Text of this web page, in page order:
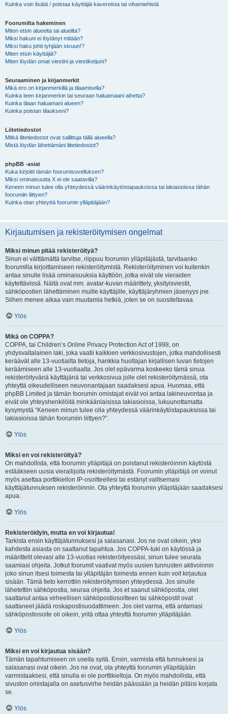
Kuinka voin lisätä / poistaa käyttäjiä kavereista tai vihamiehistä
Foorumilta hakeminen
Miten etsin alueelta tai alueilta?
Miksi hakuni ei löytänyt mitään?
Miksi haku johti tyhjään sivuun!?
Miten etsin käyttäjiä?
Miten löydän omat viestini ja viestiketjuni?
Seuraaminen ja kirjanmerkit
Mikä ero on kirjanmerkillä ja tilaamisella?
Kuinka teen kirjanmerkin tai seuraan haluamaani aihetta?
Kuinka tilaan haluamani alueen?
Kuinka poistan tilaukseni?
Liitetiedostot
Mitkä liitetiedostot ovat sallittuja tällä alueella?
Mistä löydän lähettämäni liitetiedostot?
phpBB -asiat
Kuka kirjoitti tämän foorumisovelluksen?
Miksi ominaisuutta X ei ole saatavilla?
Keneen minun tulee olla yhteydessä väärinkäytöstapauksissa tai lakiasioissa tähän
foorumiin liittyen?
Kuinka otan yhteyttä foorumin ylläpitäjään?
Kirjautumisen ja rekisteröitymisen ongelmat
Miksi minun pitää rekisteröityä?
Sinun ei välttämättä tarvitse, riippuu foorumin ylläpitäjästä, tarvitaanko
foorumilla kirjoittamiseen rekisteröitymistä. Rekisteröityminen voi kuitenkin
antaa sinulle lisää ominaisuuksia käyttöön, jotka eivät ole vieraiden
käytettävissä. Näitä ovat mm. avatar-kuvan määrittely, yksityisviestit,
sähköpostien lähettäminen muille käyttäjille, käyttäjäryhmien jäsenyys jne.
Siihen menee aikaa vain muutamia hetkiä, joten se on suositeltavaa.
Ylös
Mikä on COPPA?
COPPA, tai Children’s Online Privacy Protection Act of 1998, on
yhdysvaltalainen laki, joka vaatii kaikkien verkkosivustojen, jotka mahdollisesti
keräävät alle 13-vuotiailta tietoja, hankkia huoltajan kirjallisen luvan tietojen
keräämiseen alle 13-vuotiaalta. Jos olet epävarma koskeeko tämä sinua
rekisteröityvänä käyttäjänä tai verkkosivua jolle olet rekisteröitymässä, ota
yhteyttä oikeudelliseen neuvonantajaan saadaksesi apua. Huomaa, että
phpBB Limited ja tämän foorumin omistajat eivät voi antaa lakineuvontaa ja
eivät ole yhteyshenkilöitä minkäänlaisissa lakiasioissa, lukuunottamatta
kysymystä “Keneen minun tulee olla yhteydessä väärinkäytöstapauksissa tai
lakiasioissa tähän foorumiin liittyen?”.
Ylös
Miksi en voi rekisteröityä?
On mahdollista, että foorumin ylläpitäjä on poistanut rekisteröinnin käytöstä
estääkseen uusia vierailijoita rekisteröitymästä. Foorumin ylläpitäjä on voinut
myös asettaa porttikiellon IP-osoitteellesi tai estänyt valitsemasi
käyttäjätunnuksen rekisteröinnin. Ota yhteyttä foorumin ylläpitäjään saadaksesi
apua.
Ylös
Rekisteröidyin, mutta en voi kirjautua!
Tarkista ensin käyttäjätunnuksesi ja salasanasi. Jos ne ovat oikein, yksi
kahdesta asiasta on saattanut tapahtua. Jos COPPA-tuki on käytössä ja
määrittelit olevasi alle 13-vuotias rekisteröityessäsi, sinun tulee seurata
saamiasi ohjeita. Jotkut foorumit vaativat myös uusien tunnusten aktivoinnin
joko sinun itsesi toimesta tai ylläpitäjän toimesta ennen kuin voit kirjautua
sisään. Tämä tieto kerrottiin rekisteröitymisen yhteydessä. Jos sinulle
lähetettiin sähköpostia, seuraa ohjeita. Jos et saanut sähköpostia, olet
saattanut antaa virheellisen sähköpostiosoitteen tai sähköpostit ovat
saattaneet jäädä roskapostisuodattimeen. Jos olet varma, että antamasi
sähköpostiosoite oli oikein, yritä ottaa yhteyttä foorumin ylläpitäjään.
Ylös
Miksi en voi kirjautua sisään?
Tämän tapahtumiseen on useita syitä. Ensin, varmista että tunnuksesi ja
salasanasi ovat oikein. Jos ne ovat, ota yhteyttä foorumin ylläpitäjään
varmistaaksesi, että sinulla ei ole porttikieltoja. On myös mahdollista, että
sivuston omistajalla on asetusvirhe heidän päässään ja heidän pitäisi korjata
se.
Ylös